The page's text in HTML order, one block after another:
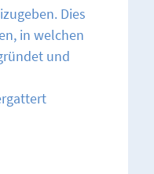
Dies
in welchen
und